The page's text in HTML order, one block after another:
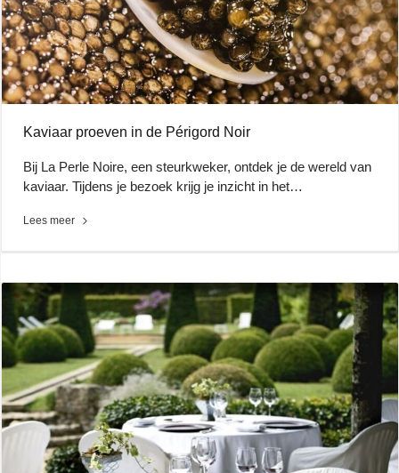
Kaviaar proeven in de Périgord Noir
Bij La Perle Noire, een steurkweker, ontdek je de wereld van
kaviaar. Tijdens je bezoek krijg je inzicht in het…
Lees meer